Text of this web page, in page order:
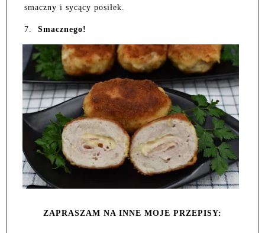
smaczny i sycący posiłek.
7. Smacznego!
ZAPRASZAM NA INNE MOJE PRZEPISY: